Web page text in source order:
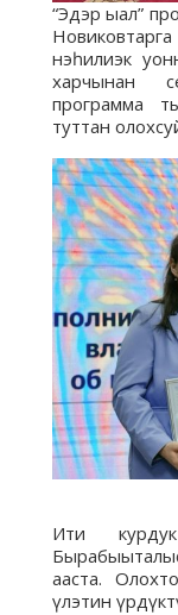
“Эдэр ыал”
нэһилиэк
харчынан
программа
туттан
Ити
ааста.
үлэтин